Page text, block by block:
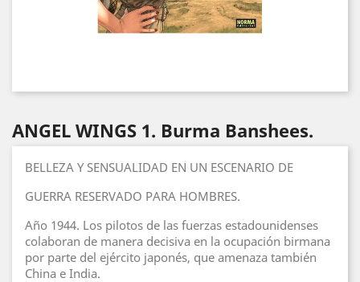
ANGEL WINGS 1. Burma Banshees.
BELLEZA Y SENSUALIDAD EN UN ESCENARIO DE
GUERRA RESERVADO PARA HOMBRES.
Año 1944. Los pilotos de las fuerzas estadounidenses
colaboran de manera decisiva en la ocupación birmana
por parte del ejército japonés, que amenaza también
China e India.